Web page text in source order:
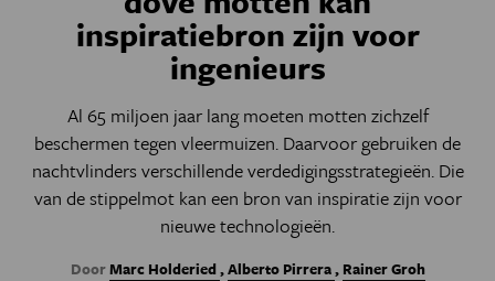
inspiratiebron zijn voor
ingenieurs
Al 65 miljoen jaar lang moeten motten zichzelf
beschermen tegen vleermuizen. Daarvoor gebruiken de
nachtvlinders verschillende verdedigingsstrategieën. Die
van de stippelmot kan een bron van inspiratie zijn voor
nieuwe technologieën.
DoorMarc Holderied,Alberto Pirrera, Rainer Groh